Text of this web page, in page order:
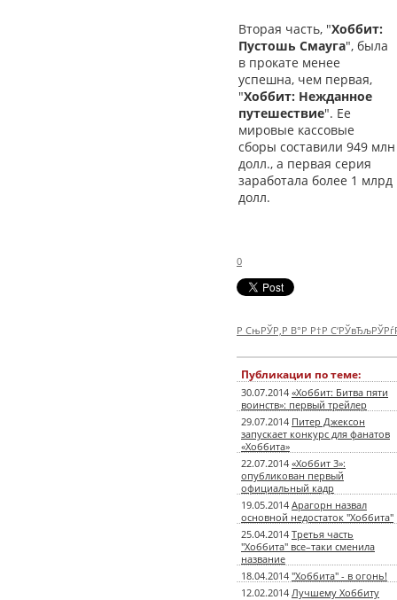
Вторая часть, "Хоббит:
Пустошь Смауга", была
в прокате менее
успешна, чем первая,
"Хоббит: Нежданное
путешествие". Ее
мировые кассовые
сборы составили 949 млн
долл., а первая серия
заработала более 1 млрд
долл.
0
Р СњРЎР‚Р В°Р Р†Р
Публикации по теме:
30.07.2014 «Хоббит: Битва пяти
воинств»: первый трейлер
29.07.2014 Питер Джексон
запускает конкурс для фанатов
«Хоббита»
22.07.2014 «Хоббит 3»:
опубликован первый
официальный кадр
19.05.2014 Арагорн назвал
основной недостаток "Хоббита"
25.04.2014 Третья часть
"Хоббита" все–таки сменила
название
18.04.2014 "Хоббита" - в огонь!
12.02.2014 Лучшему Хоббиту